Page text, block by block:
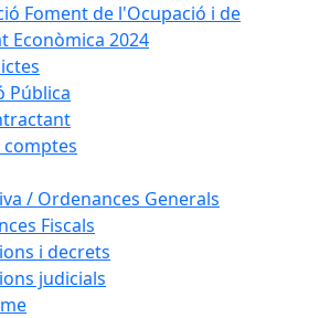
Foment de l'Ocupació i de
Econòmica 2024
Pública
comptes
/ Ordenances Generals
Fiscals
i decrets
judicials